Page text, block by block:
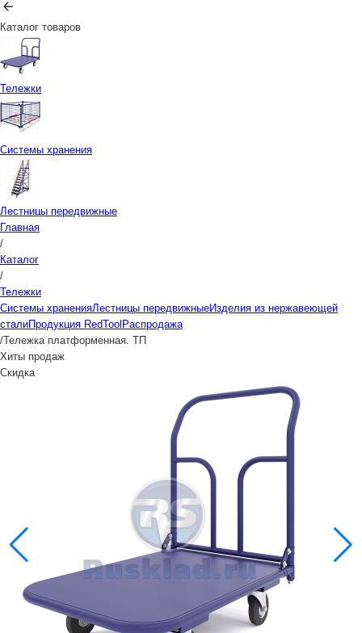
Каталог товаров
Тележки
Системы хранения
Лестницы передвижные
Главная
/
Каталог
/
Тележки
Системы храненияЛестницы передвижныеИзделия из нержавеющей
сталиПродукция RedTool Распродажа
/Тележка платформенная. ТП
Хиты продаж
Скидка